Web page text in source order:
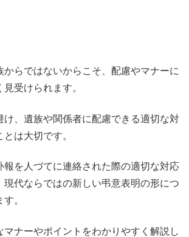
からではないからこそ、配慮やマナーに
受けられます。
け、遺族や関係者に配慮できる適切な対
は大切です。
報を人づてに連絡された際の適切な対応
現代ならではの新しい弔意表明の形につ
。
マナーやポイントをわかりやすく解説し